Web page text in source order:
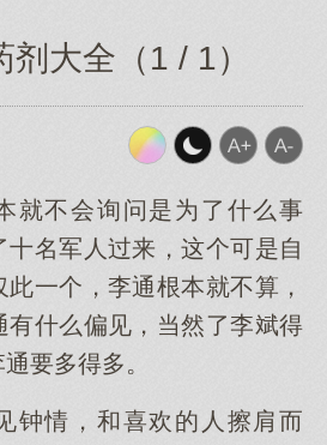
大全（1 / 1）
就不会询问是为了什么事
名军人过来，这个可是自
一个，李通根本就不算，
有什么偏见，当然了李斌得
要多得多。
钟情，和喜欢的人擦肩而